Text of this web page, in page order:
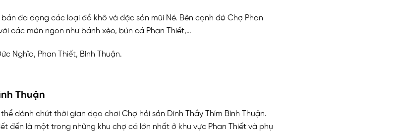
đa dạng các loại đồ khô và đặc sản mũi Né. Bên cạnh đó Chợ Phan
các món ngon như bánh xèo, bún cá Phan Thiết,…
Nghĩa, Phan Thiết, Bình Thuận.
Thuận
dành chút thời gian dạo chơi Chợ hải sản Dinh Thầy Thím Bình Thuận.
đến là một trong những khu chợ cá lớn nhất ở khu vực Phan Thiết và phụ